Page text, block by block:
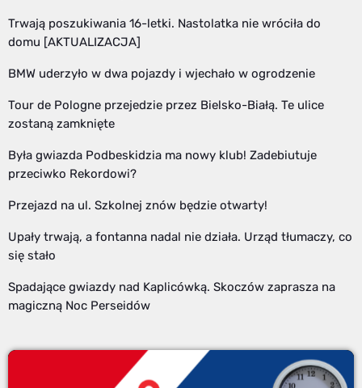
Trwają poszukiwania 16-letki. Nastolatka nie wróciła do
domu [AKTUALIZACJA]
BMW uderzyło w dwa pojazdy i wjechało w ogrodzenie
Tour de Pologne przejedzie przez Bielsko-Białą. Te ulice
zostaną zamknięte
Była gwiazda Podbeskidzia ma nowy klub! Zadebiutuje
przeciwko Rekordowi?
Przejazd na ul. Szkolnej znów będzie otwarty!
Upały trwają, a fontanna nadal nie działa. Urząd tłumaczy, co
się stało
Spadające gwiazdy nad Kaplicówką. Skoczów zaprasza na
magiczną Noc Perseidów